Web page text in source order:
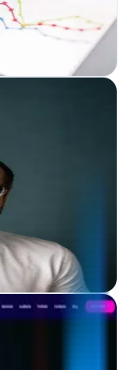
mayor experiencia
probada. Diseño,
Real para crecer
SEO en